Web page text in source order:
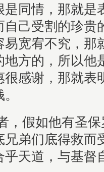
是同情，那就是
自己受割的珍贵
易宽宥不究，那
地方的，所以他
很感谢，那就表
，假如他有圣
兄弟们底得救而
乎天道，与基督